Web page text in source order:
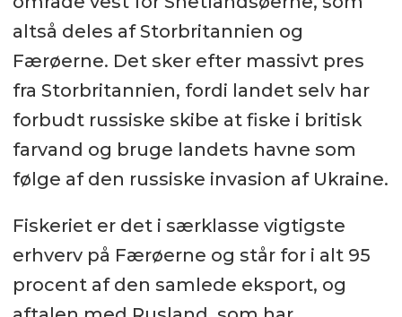
altså deles af Storbritannien og
Færøerne. Det sker efter massivt pres
fra Storbritannien, fordi landet selv har
forbudt russiske skibe at fiske i britisk
farvand og bruge landets havne som
følge af den russiske invasion af Ukraine.
Fiskeriet er det i særklasse vigtigste
erhverv på Færøerne og står for i alt 95
procent af den samlede eksport, og